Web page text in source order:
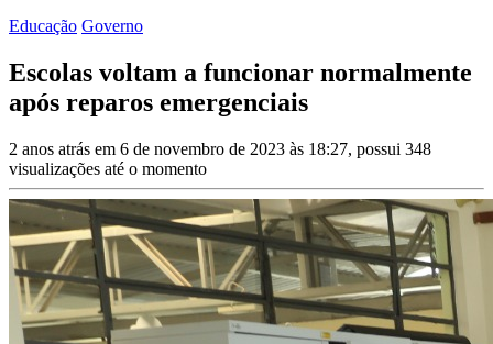
Educação Governo
Escolas voltam a funcionar normalmente
após reparos emergenciais
2 anos atrás em 6 de novembro de 2023 às 18:27, possui 348
visualizações até o momento